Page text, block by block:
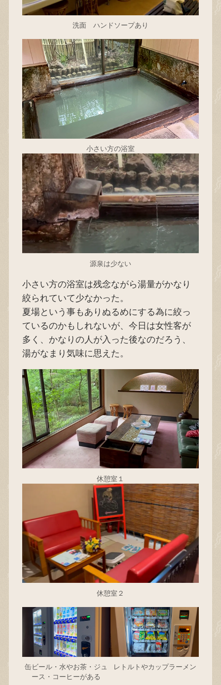
洗面 ハンドソープあり
小さい方の浴室
源泉は少ない
小さい方の浴室は残念ながら湯量がかなり
絞られていて少なかった。
夏場という事もありぬるめにする為に絞っ
ているのかもしれないが、今日は女性客が
多く、かなりの人が入った後なのだろう、
湯がなまり気味に思えた。
休憩室１
休憩室２
缶ビール・水やお茶・ジュ
ース・コーヒーがある
レトルトやカップラーメン